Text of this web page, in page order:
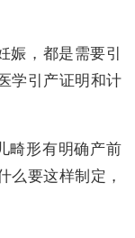
娠，都是需要引
学引产证明和计
畸形有明确产前
么要这样制定，